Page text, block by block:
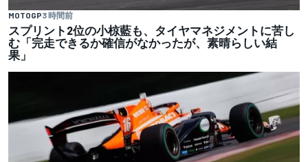
MOTOGP3 時間前
スプリント2位の小椋藍も、タイヤマネジメントに苦し
む「完走できるか確信がなかったが、素晴らしい結
果」